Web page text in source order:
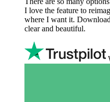
I love the feature to
where I want it.
clear and beautiful.